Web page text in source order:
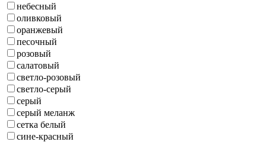
небесный
оливковый
оранжевый
песочный
розовый
салатовый
светло-розовый
светло-серый
серый
серый меланж
сетка белый
сине-красный